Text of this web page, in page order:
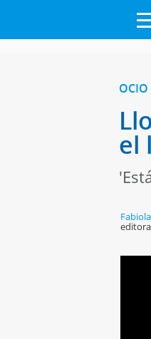
OCIO
el
editora